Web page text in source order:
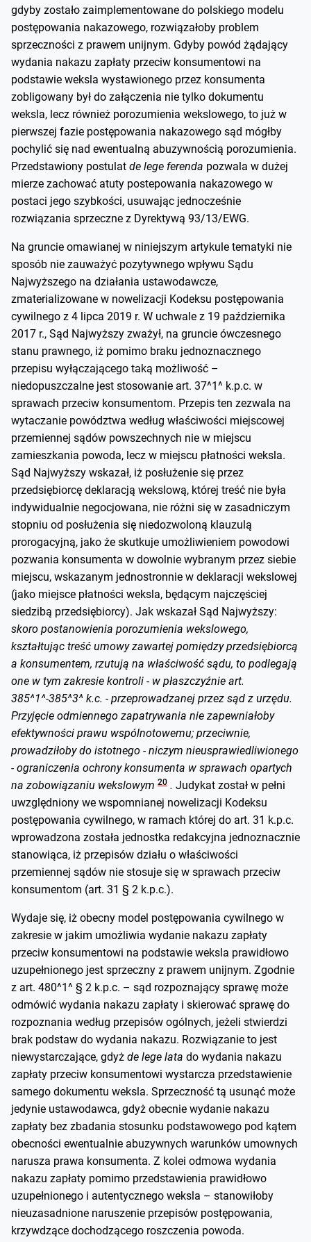
gdyby zostało zaimplementowane do polskiego modelu
postępowania nakazowego, rozwiązałoby problem
sprzeczności z prawem unijnym. Gdyby powód żądający
wydania nakazu zapłaty przeciw konsumentowi na
podstawie weksla wystawionego przez konsumenta
zobligowany był do załączenia nie tylko dokumentu
weksla, lecz również porozumienia wekslowego, to już w
pierwszej fazie postępowania nakazowego sąd mógłby
pochylić się nad ewentualną abuzywnością porozumienia.
Przedstawiony postulat de lege ferenda pozwala w dużej
mierze zachować atuty postepowania nakazowego w
postaci jego szybkości, usuwając jednocześnie
rozwiązania sprzeczne z Dyrektywą 93/13/EWG.
Na gruncie omawianej w niniejszym artykule tematyki nie
sposób nie zauważyć pozytywnego wpływu Sądu
Najwyższego na działania ustawodawcze,
zmaterializowane w nowelizacji Kodeksu postępowania
cywilnego z 4 lipca 2019 r. W uchwale z 19 października
2017 r., Sąd Najwyższy zważył, na gruncie ówczesnego
stanu prawnego, iż pomimo braku jednoznacznego
przepisu wyłączającego taką możliwość –
niedopuszczalne jest stosowanie art. 37^1^ k.p.c. w
sprawach przeciw konsumentom. Przepis ten zezwala na
wytaczanie powództwa według właściwości miejscowej
przemiennej sądów powszechnych nie w miejscu
zamieszkania powoda, lecz w miejscu płatności weksla.
Sąd Najwyższy wskazał, iż posłużenie się przez
przedsiębiorcę deklaracją wekslową, której treść nie była
indywidualnie negocjowana, nie różni się w zasadniczym
stopniu od posłużenia się niedozwoloną klauzulą
prorogacyjną, jako że skutkuje umożliwieniem powodowi
pozwania konsumenta w dowolnie wybranym przez siebie
miejscu, wskazanym jednostronnie w deklaracji wekslowej
(jako miejsce płatności weksla, będącym najczęściej
siedzibą przedsiębiorcy). Jak wskazał Sąd Najwyższy:
skoro postanowienia porozumienia wekslowego,
kształtując treść umowy zawartej pomiędzy przedsiębiorcą
a konsumentem, rzutują na właściwość sądu, to podlegają
one w tym zakresie kontroli - w płaszczyźnie art.
385^1^-385^3^ k.c. - przeprowadzanej przez sąd z urzędu.
Przyjęcie odmiennego zapatrywania nie zapewniałoby
efektywności prawu wspólnotowemu; przeciwnie,
prowadziłoby do istotnego - niczym nieusprawiedliwionego
- ograniczenia ochrony konsumenta w sprawach opartych
na zobowiązaniu wekslowym 20 . Judykat został w pełni
uwzględniony we wspomnianej nowelizacji Kodeksu
postępowania cywilnego, w ramach której do art. 31 k.p.c.
wprowadzona została jednostka redakcyjna jednoznacznie
stanowiąca, iż przepisów działu o właściwości
przemiennej sądów nie stosuje się w sprawach przeciw
konsumentom (art. 31 § 2 k.p.c.).
Wydaje się, iż obecny model postępowania cywilnego w
zakresie w jakim umożliwia wydanie nakazu zapłaty
przeciw konsumentowi na podstawie weksla prawidłowo
uzupełnionego jest sprzeczny z prawem unijnym. Zgodnie
z art. 480^1^ § 2 k.p.c. – sąd rozpoznający sprawę może
odmówić wydania nakazu zapłaty i skierować sprawę do
rozpoznania według przepisów ogólnych, jeżeli stwierdzi
brak podstaw do wydania nakazu. Rozwiązanie to jest
niewystarczające, gdyż de lege lata do wydania nakazu
zapłaty przeciw konsumentowi wystarcza przedstawienie
samego dokumentu weksla. Sprzeczność tą usunąć może
jedynie ustawodawca, gdyż obecnie wydanie nakazu
zapłaty bez zbadania stosunku podstawowego pod kątem
obecności ewentualnie abuzywnych warunków umownych
narusza prawa konsumenta. Z kolei odmowa wydania
nakazu zapłaty pomimo przedstawienia prawidłowo
uzupełnionego i autentycznego weksla – stanowiłoby
nieuzasadnione naruszenie przepisów postępowania,
krzywdzące dochodzącego roszczenia powoda.